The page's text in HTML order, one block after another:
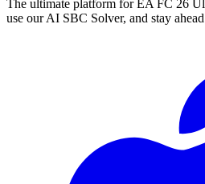
The ultimate platform for EA FC 26
use our AI SBC Solver, and stay